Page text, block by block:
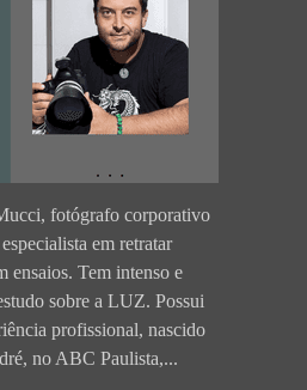
fotógrafo corporativo
em retratar
ensaios. Tem intenso e
sobre a LUZ. Possui
profissional, nascido
no ABC Paulista,...